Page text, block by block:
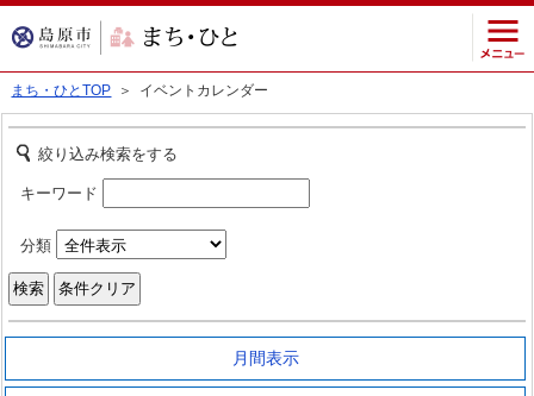
まち・ひとTOP ＞ イベントカレンダー
絞り込み検索をする
キーワード
分類
月間表示